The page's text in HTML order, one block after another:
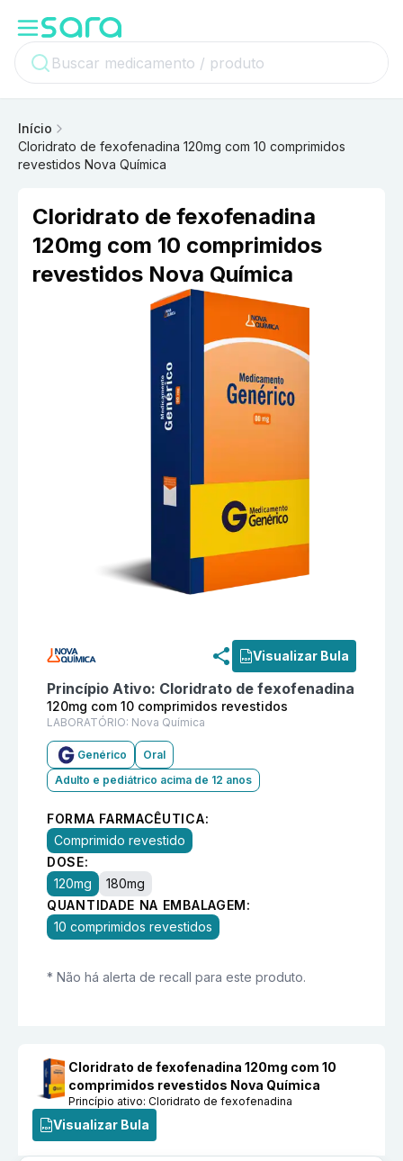
Início
Cloridrato de fexofenadina 120mg com 10 comprimidos
revestidos Nova Química
Cloridrato de fexofenadina
120mg com 10 comprimidos
revestidos Nova Química
Visualizar Bula
Princípio Ativo: Cloridrato de fexofenadina
120mg com 10 comprimidos revestidos
LABORATÓRIO: Nova Química
Genérico
Oral
Adulto e pediátrico acima de 12 anos
FORMA FARMACÊUTICA:
Comprimido revestido
DOSE:
120mg
180mg
QUANTIDADE NA EMBALAGEM:
10 comprimidos revestidos
* Não há alerta de recall para este produto.
Cloridrato de fexofenadina 120mg com 10
comprimidos revestidos Nova Química
Princípio ativo:Cloridrato de fexofenadina
Visualizar Bula